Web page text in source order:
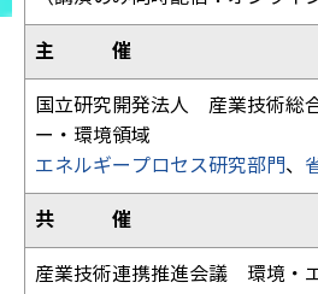
主 催
国立研究開発法人 産業技術総
ー・環境領域
エネルギープロセス研究部門、
共 催
産業技術連携推進会議 環境・